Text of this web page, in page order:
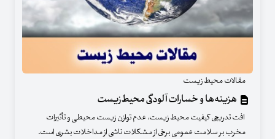
مقالات محیط زیست
هزینه‌ها و خسارات آلودگی محیط‌زیست
افت تدریجی کیفیت محیط‌ زیست، عدم توازن زیست‌ محیطی و تأثیرات
مخرب بر سلامت عمومی برخی از مشکلات ناشی از مداخلات بشری است.